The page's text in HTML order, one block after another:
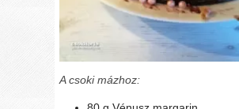
A csoki mázhoz: